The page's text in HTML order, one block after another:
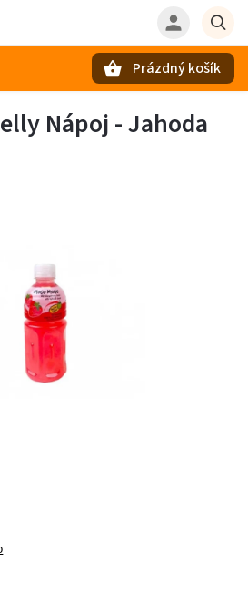
Prázdný košík
Nápoj - Jahoda